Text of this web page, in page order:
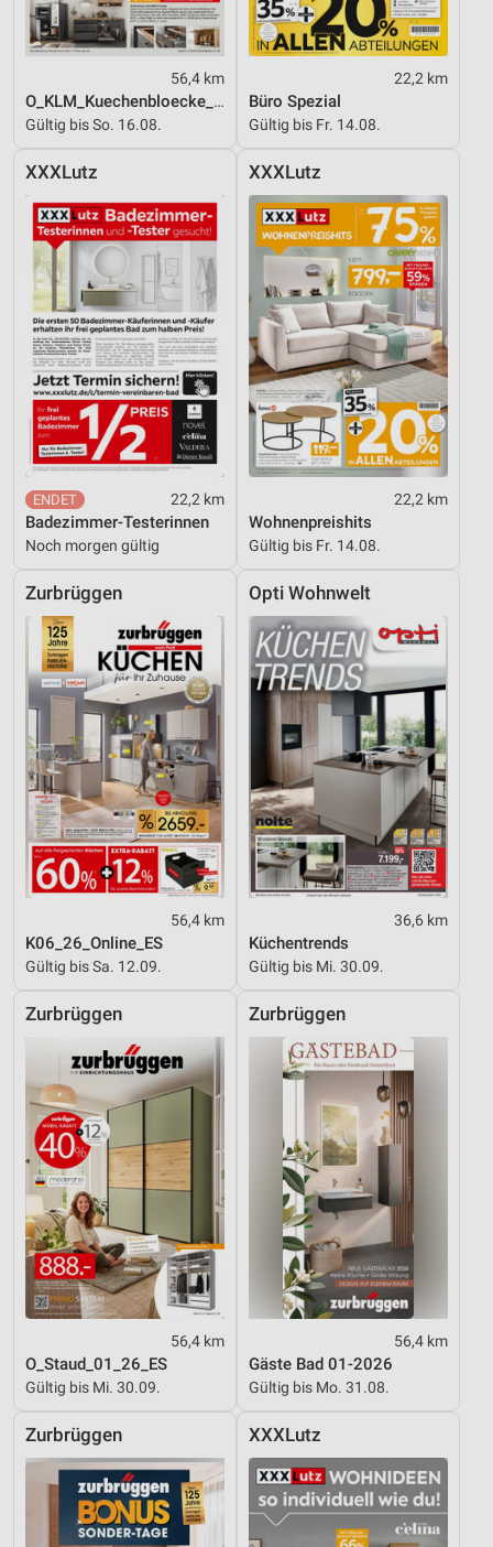
56,4 km
O_KLM_Kuechenbloecke_01_26_ES
Gültig bis So. 16.08.
22,2 km
Büro Spezial
Gültig bis Fr. 14.08.
XXXLutz
22,2 km
Badezimmer-Testerinnen
Noch morgen gültig
XXXLutz
22,2 km
Wohnenpreishits
Gültig bis Fr. 14.08.
Zurbrüggen
56,4 km
K06_26_Online_ES
Gültig bis Sa. 12.09.
Opti Wohnwelt
36,6 km
Küchentrends
Gültig bis Mi. 30.09.
Zurbrüggen
56,4 km
O_Staud_01_26_ES
Gültig bis Mi. 30.09.
Zurbrüggen
56,4 km
Gäste Bad 01-2026
Gültig bis Mo. 31.08.
Zurbrüggen XXXLutz
Entwicklung und Verbesserung der Angebote
Verwendung reduzierter Daten zur Auswahl von
Inhalten
IAB-Besonderheiten:
Verwendung genauer Standortdaten
Geräte anhand von aktiv angeforderten
Informationen identifizieren
Nicht-IAB-Verarbeitungszwecke:
Notwendig
Performance
Funktional
Werbung